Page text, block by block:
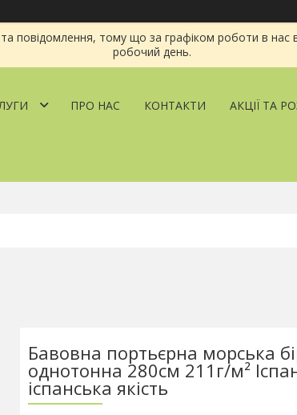
повідомлення, тому що за графіком роботи в
робочий день.
ПРО НАС КОНТАКТИ АКЦІЇ ТА
Бавовна портьєрна морська
однотонна 280см 211г/м²
іспанська якість